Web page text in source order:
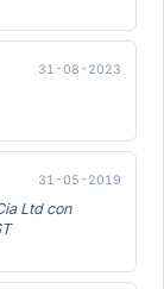
31-08-2023
31-05-2019
Ltd con